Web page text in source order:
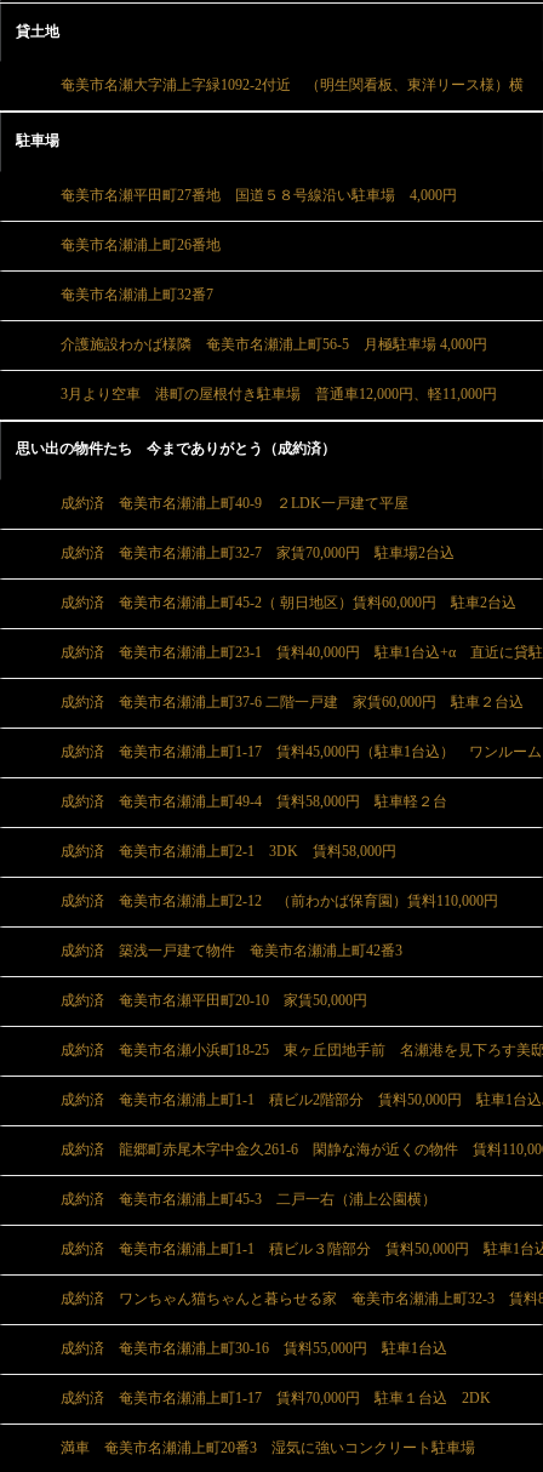
貸土地
奄美市名瀬大字浦上字緑1092-2付近 （明生関看板、東洋リース様）横
駐車場
奄美市名瀬平田町27番地 国道５８号線沿い駐車場 4,000円
奄美市名瀬浦上町26番地
奄美市名瀬浦上町32番7
介護施設わかば様隣 奄美市名瀬浦上町56-5 月極駐車場 4,000円
3月より空車 港町の屋根付き駐車場 普通車12,000円、軽11,000円
思い出の物件たち 今までありがとう（成約済）
成約済 奄美市名瀬浦上町40-9 ２LDK一戸建て平屋
成約済 奄美市名瀬浦上町32-7 家賃70,000円 駐車場2台込
成約済 奄美市名瀬浦上町45-2（ 朝日地区）賃料60,000円 駐車2台込
成約済 奄美市名瀬浦上町23-1 賃料40,000円 駐車1台込+α 直近に貸
成約済 奄美市名瀬浦上町37-6 二階一戸建 家賃60,000円 駐車２台込
成約済 奄美市名瀬浦上町1-17 賃料45,000円（駐車1台込） ワンルーム
成約済 奄美市名瀬浦上町49-4 賃料58,000円 駐車軽２台
成約済 奄美市名瀬浦上町2-1 3DK 賃料58,000円
成約済 奄美市名瀬浦上町2-12 （前わかば保育園）賃料110,000円
成約済 築浅一戸建て物件 奄美市名瀬浦上町42番3
成約済 奄美市名瀬平田町20-10 家賃50,000円
成約済 奄美市名瀬小浜町18-25 東ヶ丘団地手前 名瀬港を見下ろす美
成約済 奄美市名瀬浦上町1-1 積ビル2階部分 賃料50,000円 駐車1台
成約済 龍郷町赤尾木字中金久261-6 閑静な海が近くの物件 賃料
成約済 奄美市名瀬浦上町45-3 二戸一右（浦上公園横）
成約済 奄美市名瀬浦上町1-1 積ビル３階部分 賃料50,000円 駐車1台
成約済 ワンちゃん猫ちゃんと暮らせる家 奄美市名瀬浦上町32-3 賃料
成約済 奄美市名瀬浦上町30-16 賃料55,000円 駐車1台込
成約済 奄美市名瀬浦上町1-17 賃料70,000円 駐車１台込 2DK
満車 奄美市名瀬浦上町20番3 湿気に強いコンクリート駐車場